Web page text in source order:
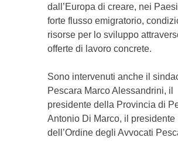
dall’Europa di creare, nei Paesi
forte flusso emigratorio,
risorse per lo sviluppo
offerte di lavoro concrete.
Sono intervenuti anche il
Pescara Marco Alessandrini, il
presidente della Provincia di
Antonio Di Marco, il presidente
dell’Ordine degli Avvocati